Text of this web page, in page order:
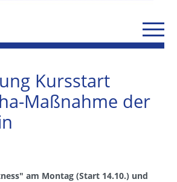
Kursstart
Maßnahme der
am Montag (Start 14.10.) und